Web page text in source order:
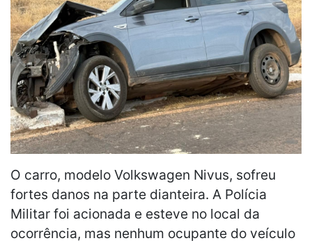
O carro, modelo Volkswagen Nivus, sofreu
fortes danos na parte dianteira. A Polícia
Militar foi acionada e esteve no local da
ocorrência, mas nenhum ocupante do veículo